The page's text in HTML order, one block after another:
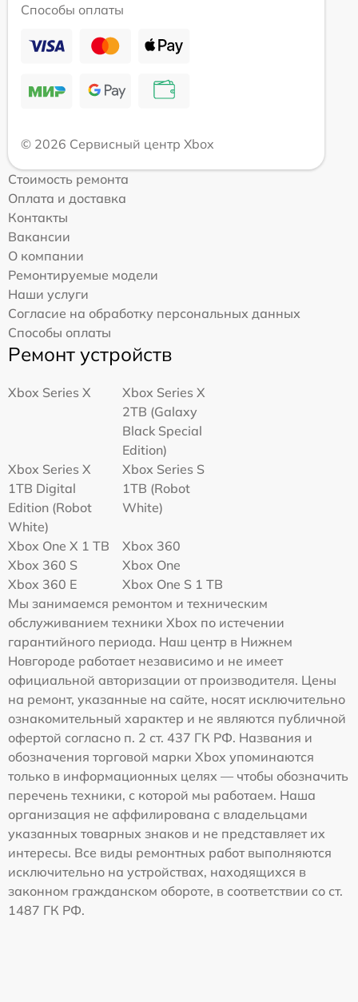
Способы оплаты
© 2026 Сервисный центр Xbox
Стоимость ремонта
Оплата и доставка
Контакты
Вакансии
О компании
Ремонтируемые модели
Наши услуги
Согласие на обработку персональных данных
Способы оплаты
Ремонт устройств
Xbox Series X
Xbox Series X
2TB (Galaxy
Black Special
Edition)
Xbox Series X
1TB Digital
Edition (Robot
White)
Xbox Series S
1TB (Robot
White)
Xbox One X 1 TB
Xbox 360
Xbox 360 S
Xbox One
Xbox 360 E
Xbox One S 1 TB
Мы занимаемся ремонтом и техническим
обслуживанием техники Xbox по истечении
гарантийного периода. Наш центр в Нижнем
Новгороде работает независимо и не имеет
официальной авторизации от производителя. Цены
на ремонт, указанные на сайте, носят исключительно
ознакомительный характер и не являются публичной
офертой согласно п. 2 ст. 437 ГК РФ. Названия и
обозначения торговой марки Xbox упоминаются
только в информационных целях — чтобы обозначить
перечень техники, с которой мы работаем. Наша
организация не аффилирована с владельцами
указанных товарных знаков и не представляет их
интересы. Все виды ремонтных работ выполняются
исключительно на устройствах, находящихся в
законном гражданском обороте, в соответствии со ст.
1487 ГК РФ.